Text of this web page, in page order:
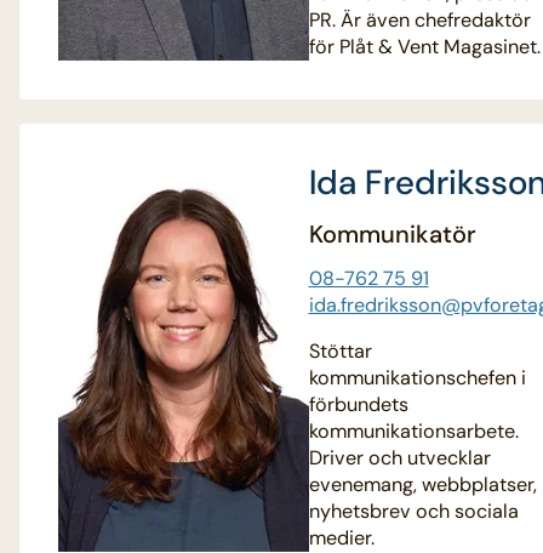
PR. Är även chefredaktör
för Plåt & Vent Magasinet.
Ida
Kommunikatör
08-762 75 91
Stöttar
kommunikationschefen i
förbundets
kommunikationsarbete.
Driver och utvecklar
evenemang, webbplatser,
nyhetsbrev och sociala
medier.